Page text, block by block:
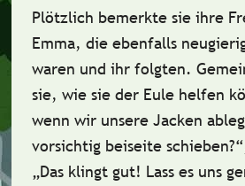
Plötzlich bemerkte sie ihre
Emma, die ebenfalls
waren und ihr folgten.
sie, wie sie der Eule helfen
wenn wir unsere Jacken
vorsichtig beiseite
„Das klingt gut! Lass es uns